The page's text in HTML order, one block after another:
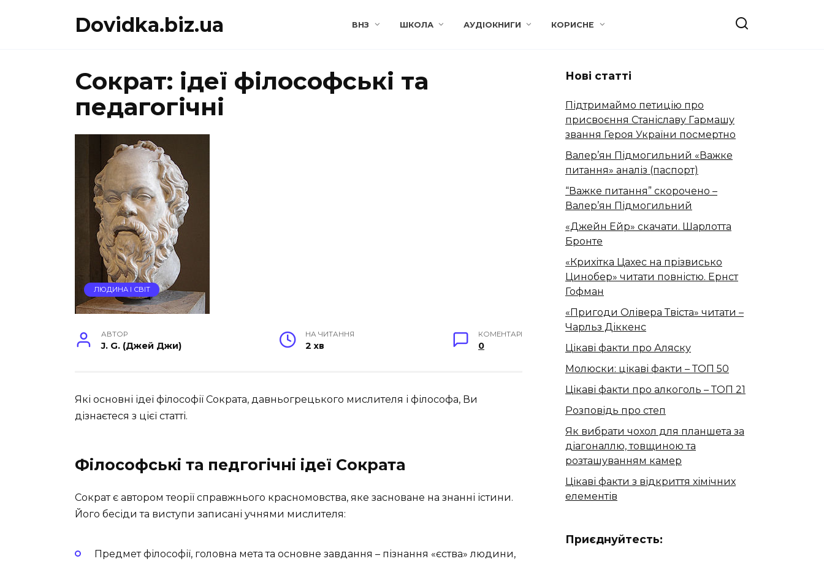
Dovidka.biz.ua ВНЗ ШКОЛА АУДІОКНИГИ КОРИСНЕ
Сократ: ідеї філософські та
педагогічні
ЛЮДИНА І СВІТ
АВТОР
J. G. (Джей Джи)
НА ЧИТАННЯ
2 хв
КОМЕНТАРІ
0
Які основні ідеї філософії Сократа, давньогрецького мислителя і філософа, Ви
дізнаєтеся з цієї статті.
Філософські та педгогічні ідеї Сократа
Сократ є автором теорії справжнього красномовства, яке засноване на знанні істини.
Його бесіди та виступи записані учнями мислителя:
Предмет філософії, головна мета та основне завдання – пізнання «єства» людини,
Нові статті
Підтримаймо петицію про
присвоєння Станіславу Гармашу
звання Героя України посмертно
Валер’ян Підмогильний «Важке
питання» аналіз (паспорт)
“Важке питання” скорочено –
Валер’ян Підмогильний
«Джейн Ейр» скачати. Шарлотта
Бронте
«Крихітка Цахес на прізвисько
Цинобер» читати повністю. Ернст
Гофман
«Пригоди Олівера Твіста» читати –
Чарльз Діккенс
Цікаві факти про Аляску
Молюски: цікаві факти – ТОП 50
Цікаві факти про алкоголь – ТОП 21
Розповідь про степ
Як вибрати чохол для планшета за
діагоналлю, товщиною та
розташуванням камер
Цікаві факти з відкриття хімічних
елементів
Приєднуйтесть: